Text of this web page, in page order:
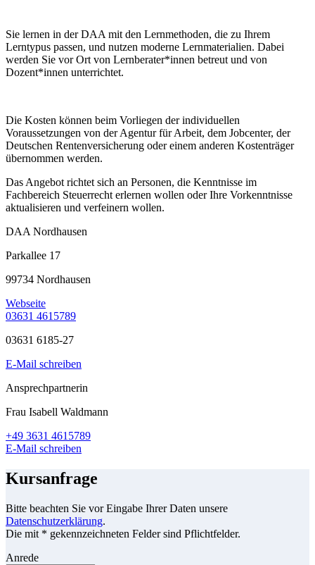
Sie lernen in der DAA mit den Lernmethoden, die zu Ihrem
Lerntypus passen, und nutzen moderne Lernmaterialien. Dabei
werden Sie vor Ort von Lernberater*innen betreut und von
Dozent*innen unterrichtet.
Die Kosten können beim Vorliegen der individuellen
Voraussetzungen von der Agentur für Arbeit, dem Jobcenter, der
Deutschen Rentenversicherung oder einem anderen Kostenträger
übernommen werden.
Das Angebot richtet sich an Personen, die Kenntnisse im
Fachbereich Steuerrecht erlernen wollen oder Ihre Vorkenntnisse
aktualisieren und verfeinern wollen.
DAA Nordhausen
Parkallee 17
99734 Nordhausen
Webseite
03631 4615789
03631 6185-27
E-Mail schreiben
Ansprechpartnerin
Frau Isabell Waldmann
+49 3631 4615789
E-Mail schreiben
Kursanfrage
Bitte beachten Sie vor Eingabe Ihrer Daten unsere
Datenschutzerklärung.
Die mit * gekennzeichneten Felder sind Pflichtfelder.
Anrede